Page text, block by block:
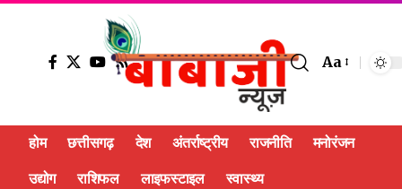
Aa
होम छत्तीसगढ़ देश अंतर्राष्ट्रीय राजनीति मनोरंजन
उद्योग राशिफल लाइफस्टाइल स्वास्थ्य